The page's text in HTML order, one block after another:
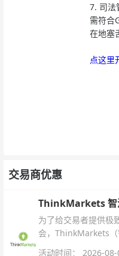
7. 司法
需符
在地塞
点这里
交易商优惠
ThinkMarkets 智
为了给交易者提供极
会，ThinkMarkets（
活动时间： 2026-